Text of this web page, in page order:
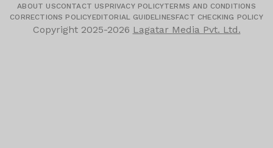
ABOUT USCONTACT US PRIVACY POLICYTERMS AND CONDITIONS
CORRECTIONS POLICYEDITORIAL GUIDELINESFACT CHECKING POLICY
Copyright 2025-2026 Lagatar Media Pvt. Ltd.